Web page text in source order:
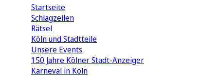
Startseite
Schlagzeilen
Rätsel
Köln und Stadtteile
Unsere Events
150 Jahre Kölner Stadt-Anzeiger
Karneval in Köln